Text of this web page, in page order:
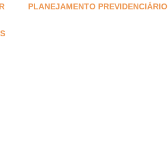
PLANEJAMENTO PREVIDENCIÁRIO